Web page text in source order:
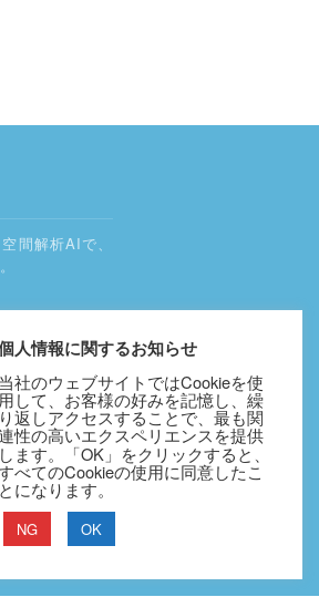
間解析AIで、
SERVICES
JOLLYGOOD+
FACE DUO
Multimodal AI Lab
JG Robot Ready
人情報に関するお知らせ
当社のウェブサイトではCookieを使
用して、お客様の好みを記憶し、繰
り返しアクセスすることで、最も関
性の高いエクスペリエンスを提供
します。「OK」をクリックすると、
べてのCookieの使用に同意したこ
とになります。
NG OK